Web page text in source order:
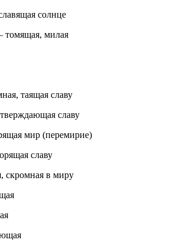
солнце
милая
таящая славу
славу
мир (перемирие)
славу
в миру